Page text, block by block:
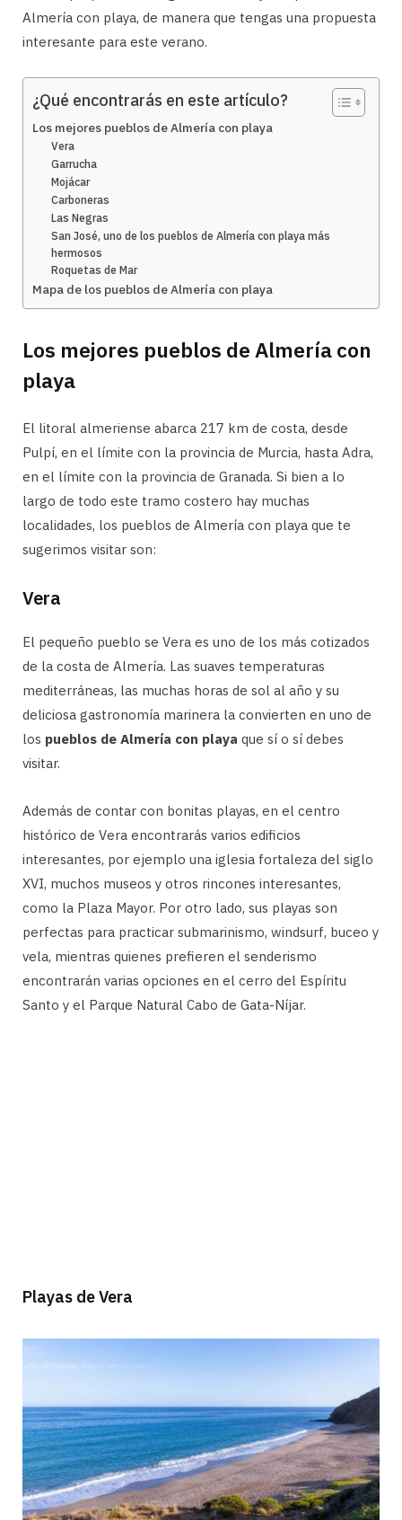
Almería con playa, de manera que tengas una propuesta
interesante para este verano.
¿Qué encontrarás en este artículo?
Los mejores pueblos de Almería con playa
Vera
Garrucha
Mojácar
Carboneras
Las Negras
San José, uno de los pueblos de Almería con playa más
hermosos
Roquetas de Mar
Mapa de los pueblos de Almería con playa
Los mejores pueblos de Almería con
playa
El litoral almeriense abarca 217 km de costa, desde
Pulpí, en el límite con la provincia de Murcia, hasta Adra,
en el límite con la provincia de Granada. Si bien a lo
largo de todo este tramo costero hay muchas
localidades, los pueblos de Almería con playa que te
sugerimos visitar son:
Vera
El pequeño pueblo se Vera es uno de los más cotizados
de la costa de Almería. Las suaves temperaturas
mediterráneas, las muchas horas de sol al año y su
deliciosa gastronomía marinera la convierten en uno de
los pueblos de Almería con playa que sí o sí debes
visitar.
Además de contar con bonitas playas, en el centro
histórico de Vera encontrarás varios edificios
interesantes, por ejemplo una iglesia fortaleza del siglo
XVI, muchos museos y otros rincones interesantes,
como la Plaza Mayor. Por otro lado, sus playas son
perfectas para practicar submarinismo, windsurf, buceo y
vela, mientras quienes prefieren el senderismo
encontrarán varias opciones en el cerro del Espíritu
Santo y el Parque Natural Cabo de Gata-Níjar.
Playas de Vera